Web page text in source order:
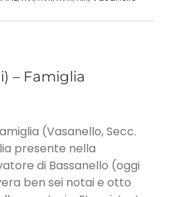
– Famiglia
(Vasanello, Secc.
presente nella
di Bassanello (oggi
ben sei notai e otto